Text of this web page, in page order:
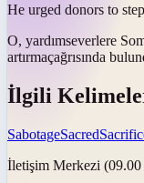
He urged donors to
O, yardımseverlere
artırmaçağrısında
İlgili
SabotageSacred
İletişim Merkezi